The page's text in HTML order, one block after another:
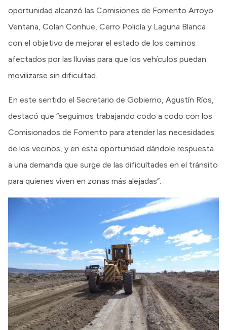
oportunidad alcanzó las Comisiones de Fomento Arroyo
Ventana, Colan Conhue, Cerro Policía y Laguna Blanca
con el objetivo de mejorar el estado de los caminos
afectados por las lluvias para que los vehículos puedan
movilizarse sin dificultad.
En este sentido el Secretario de Gobierno, Agustín Ríos,
destacó que “seguimos trabajando codo a codo con los
Comisionados de Fomento para atender las necesidades
de los vecinos, y en esta oportunidad dándole respuesta
a una demanda que surge de las dificultades en el tránsito
para quienes viven en zonas más alejadas”.